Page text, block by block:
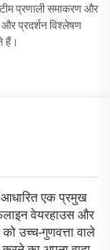
प्रणाली समाकरण और
और प्रदर्शन विश्लेषण
हैं।
एक प्रमुख
वेयरहाउस और
उच्च-गुणवत्ता वाले